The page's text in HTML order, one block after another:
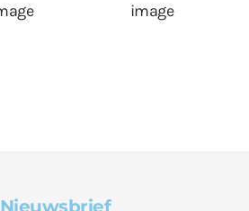
Nieuwsbrief